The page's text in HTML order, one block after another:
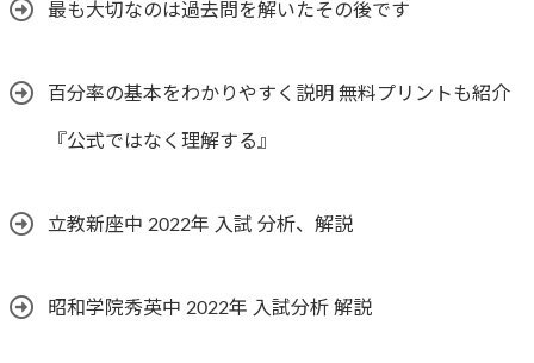
最も大切なのは過去問を解いたその後です
百分率の基本をわかりやすく説明 無料プリントも紹介
『公式ではなく理解する』
立教新座中 2022年 入試 分析、解説
昭和学院秀英中 2022年 入試分析 解説